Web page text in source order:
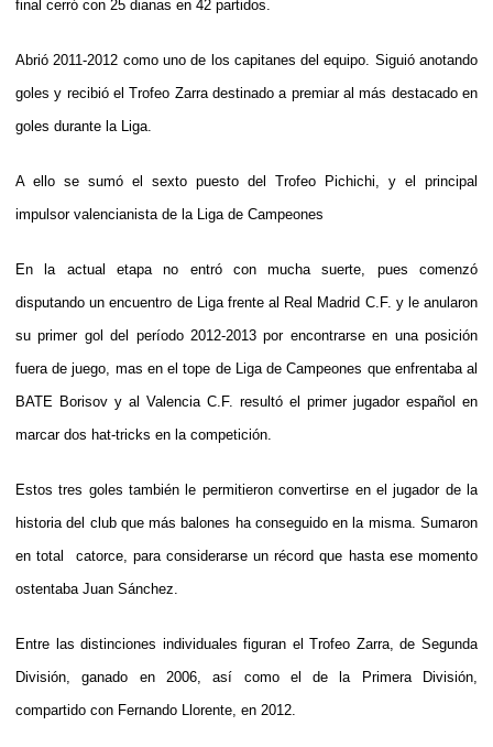
final cerró con 25 dianas en 42 partidos.
Abrió 2011-2012 como uno de los capitanes del equipo. Siguió anotando
goles y recibió el Trofeo Zarra destinado a premiar al más destacado en
goles durante la Liga.
A ello se sumó el sexto puesto del Trofeo Pichichi, y el principal
impulsor valencianista de la Liga de Campeones
En la actual etapa no entró con mucha suerte, pues comenzó
disputando un encuentro de Liga frente al Real Madrid C.F. y le anularon
su primer gol del período 2012-2013 por encontrarse en una posición
fuera de juego, mas en el tope de Liga de Campeones que enfrentaba al
BATE Borisov y al Valencia C.F. resultó el primer jugador español en
marcar dos hat-tricks en la competición.
Estos tres goles también le permitieron convertirse en el jugador de la
historia del club que más balones ha conseguido en la misma. Sumaron
en total catorce, para considerarse un récord que hasta ese momento
ostentaba Juan Sánchez.
Entre las distinciones individuales figuran el Trofeo Zarra, de Segunda
División, ganado en 2006, así como el de la Primera División,
compartido con Fernando Llorente, en 2012.